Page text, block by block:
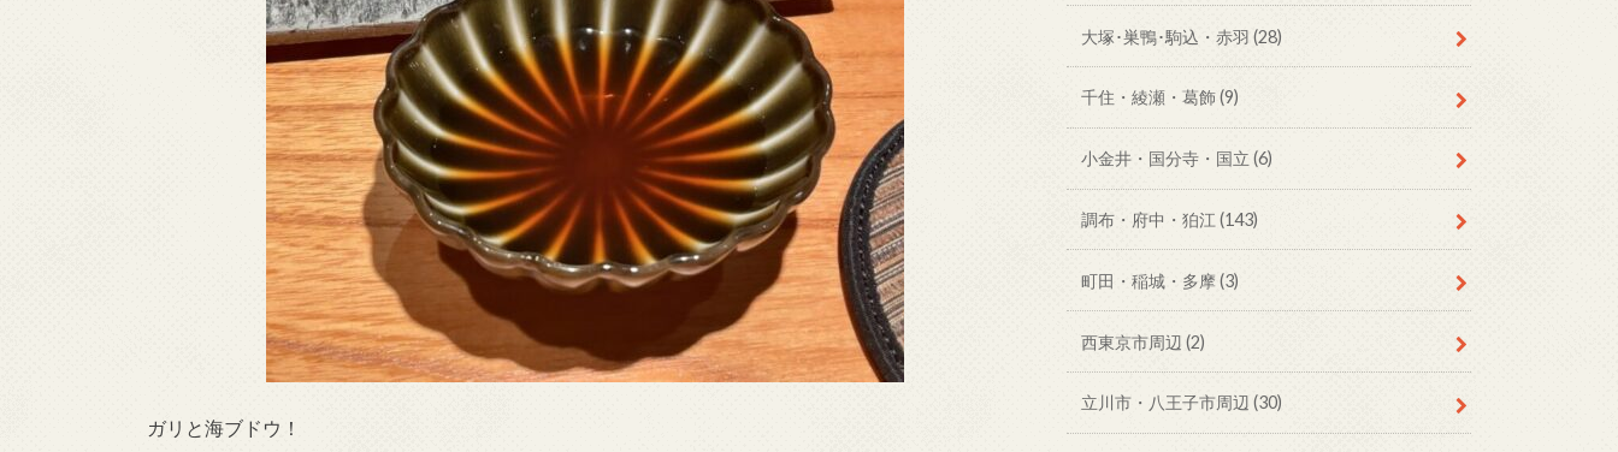
ガリと海ブドウ！
大塚･巣鴨･駒込・赤羽 (28)
千住・綾瀬・葛飾(9)
小金井・国分寺・国立 (6)
調布・府中・狛江 (143)
町田・稲城・多摩 (3)
西東京市周辺 (2)
立川市・八王子市周辺 (30)